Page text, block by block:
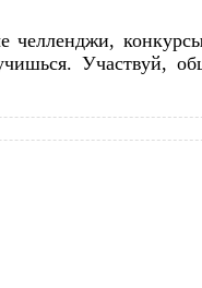
челленджи,
Участвуй,